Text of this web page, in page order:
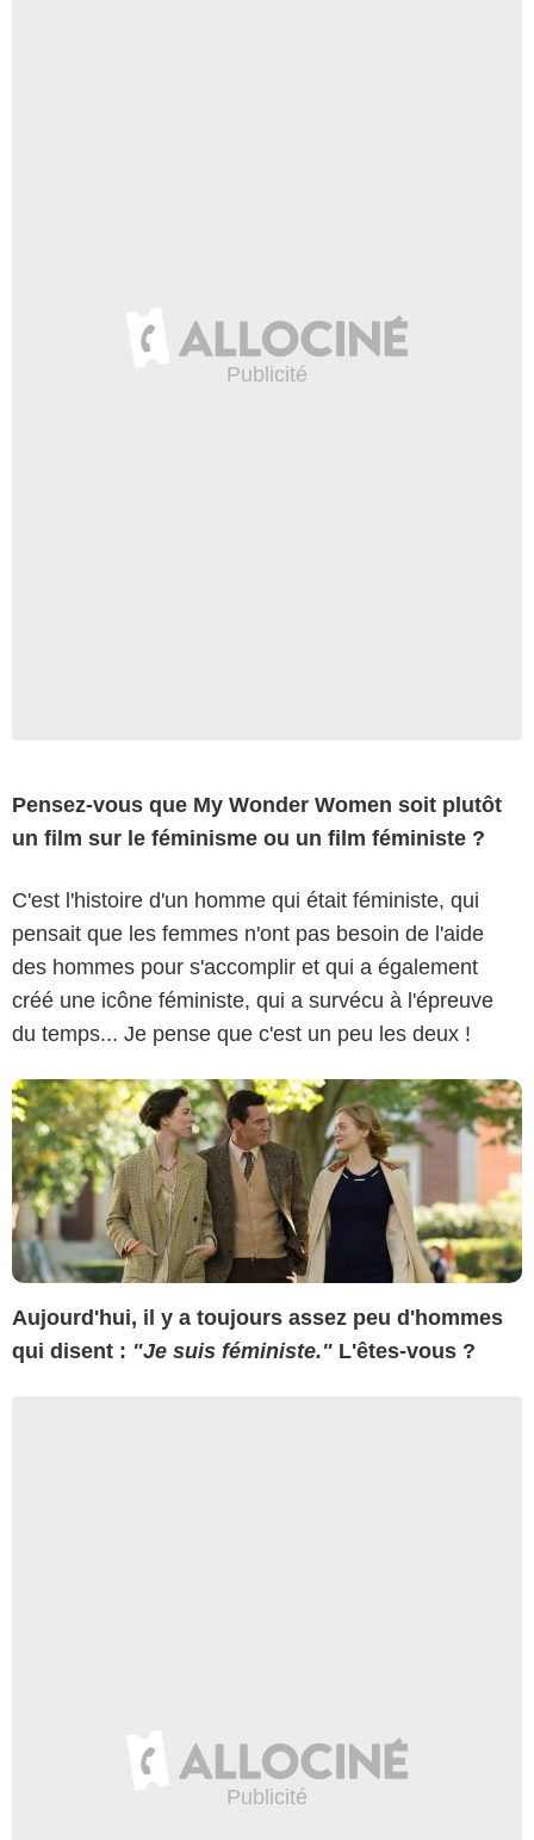
Pensez-vous que My Wonder Women soit plutôt
un film sur le féminisme ou un film féministe ?
C'est l'histoire d'un homme qui était féministe, qui
pensait que les femmes n'ont pas besoin de l'aide
des hommes pour s'accomplir et qui a également
créé une icône féministe, qui a survécu à l'épreuve
du temps... Je pense que c'est un peu les deux !
Aujourd'hui, il y a toujours assez peu d'hommes
qui disent : "Je suis féministe." L'êtes-vous ?